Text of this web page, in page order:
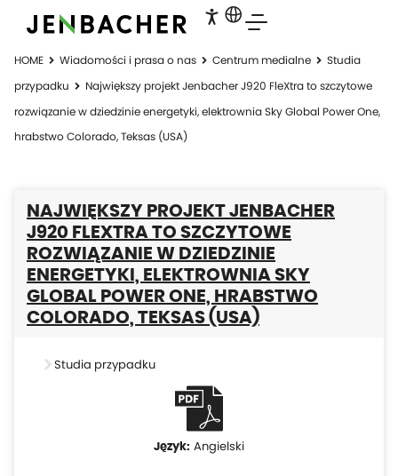
HOME Wiadomości i prasa o nas Centrum medialne
Studia
przypadku
Największy projekt Jenbacher J920 FleXtra to szczytowe
rozwiązanie w dziedzinie energetyki, elektrownia Sky Global Power One,
hrabstwo Colorado, Teksas (USA)
NAJWIĘKSZY PROJEKT JENBACHER
J920 FLEXTRA TO SZCZYTOWE
ROZWIĄZANIE W DZIEDZINIE
ENERGETYKI, ELEKTROWNIA SKY
GLOBAL POWER ONE, HRABSTWO
COLORADO, TEKSAS (USA)
Studia przypadku
Angielski